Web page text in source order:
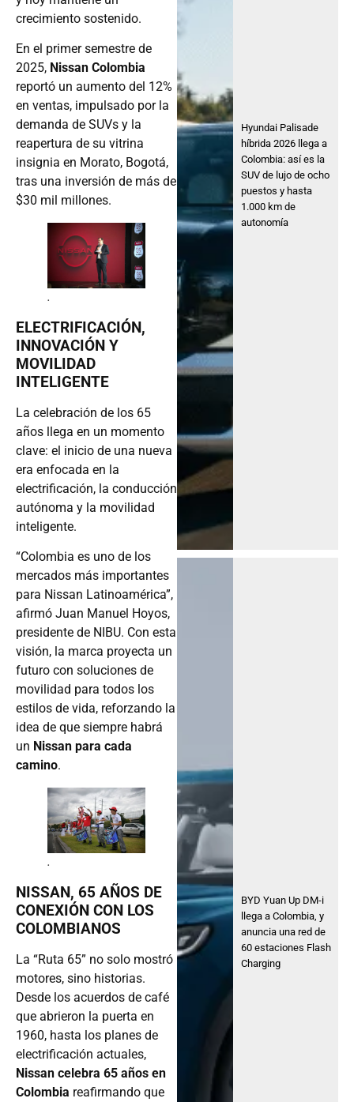
crecimiento sostenido.
En el primer semestre de
2025, Nissan Colombia
reportó un aumento del 12%
en ventas, impulsado por la
demanda de SUVs y la
reapertura de su vitrina
insignia en Morato, Bogotá,
tras una inversión de más de
$30 mil millones.
.
ELECTRIFICACIÓN,
INNOVACIÓN Y
MOVILIDAD
INTELIGENTE
La celebración de los 65
años llega en un momento
clave: el inicio de una nueva
era enfocada en la
electrificación, la conducción
autónoma y la movilidad
inteligente.
“Colombia es uno de los
mercados más importantes
para Nissan Latinoamérica”,
afirmó Juan Manuel Hoyos,
presidente de NIBU. Con esta
visión, la marca proyecta un
futuro con soluciones de
movilidad para todos los
estilos de vida, reforzando la
idea de que siempre habrá
un Nissan para cada
camino.
.
NISSAN, 65 AÑOS DE
CONEXIÓN CON LOS
COLOMBIANOS
La “Ruta 65” no solo mostró
motores, sino historias.
Desde los acuerdos de café
que abrieron la puerta en
1960, hasta los planes de
electrificación actuales,
Nissan celebra 65 años en
Colombia reafirmando que
Hyundai Palisade
híbrida 2026 llega a
Colombia: así es la
SUV de lujo de ocho
puestos y hasta
1.000 km de
autonomía
BYD Yuan Up DM-i
llega a Colombia, y
anuncia una red de
60 estaciones Flash
Charging